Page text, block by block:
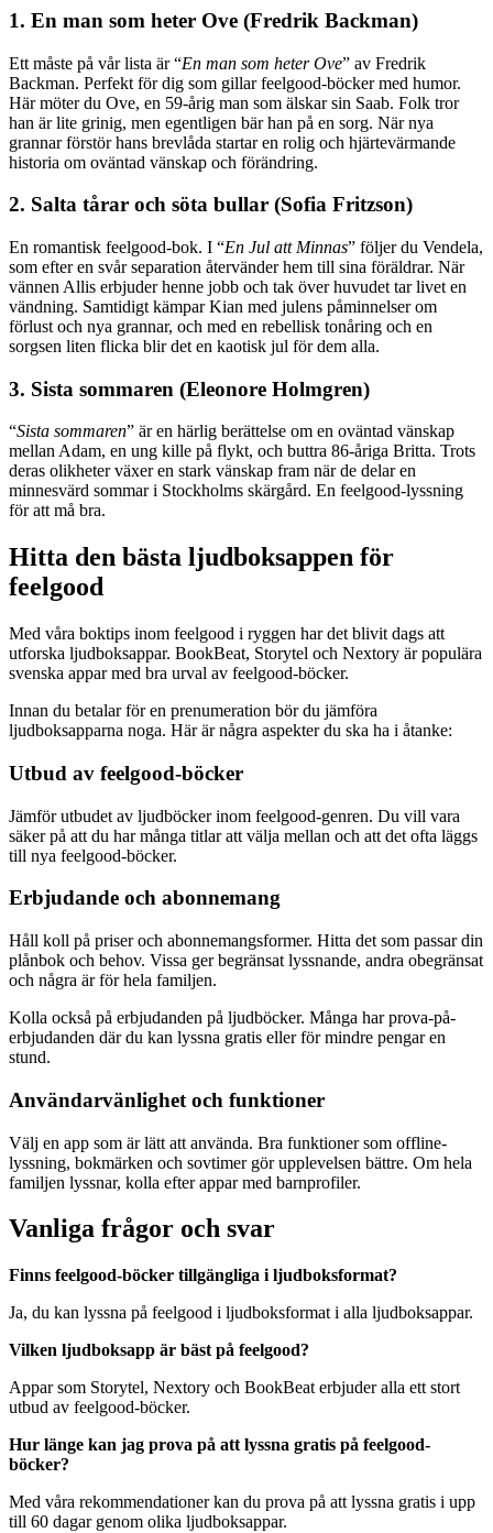
1. En man som heter Ove (Fredrik Backman)
Ett måste på vår lista är “En man som heter Ove” av Fredrik
Backman. Perfekt för dig som gillar feelgood-böcker med humor.
Här möter du Ove, en 59-årig man som älskar sin Saab. Folk tror
han är lite grinig, men egentligen bär han på en sorg. När nya
grannar förstör hans brevlåda startar en rolig och hjärtevärmande
historia om oväntad vänskap och förändring.
2. Salta tårar och söta bullar (Sofia Fritzson)
En romantisk feelgood-bok. I “En Jul att Minnas” följer du Vendela,
som efter en svår separation återvänder hem till sina föräldrar. När
vännen Allis erbjuder henne jobb och tak över huvudet tar livet en
vändning. Samtidigt kämpar Kian med julens påminnelser om
förlust och nya grannar, och med en rebellisk tonåring och en
sorgsen liten flicka blir det en kaotisk jul för dem alla.
3. Sista sommaren (Eleonore Holmgren)
“Sista sommaren” är en härlig berättelse om en oväntad vänskap
mellan Adam, en ung kille på flykt, och buttra 86-åriga Britta. Trots
deras olikheter växer en stark vänskap fram när de delar en
minnesvärd sommar i Stockholms skärgård. En feelgood-lyssning
för att må bra.
Hitta den bästa ljudboksappen för
feelgood
Med våra boktips inom feelgood i ryggen har det blivit dags att
utforska ljudboksappar. BookBeat, Storytel och Nextory är populära
svenska appar med bra urval av feelgood-böcker.
Innan du betalar för en prenumeration bör du jämföra
ljudboksapparna noga. Här är några aspekter du ska ha i åtanke:
Utbud av feelgood-böcker
Jämför utbudet av ljudböcker inom feelgood-genren. Du vill vara
säker på att du har många titlar att välja mellan och att det ofta läggs
till nya feelgood-böcker.
Erbjudande och abonnemang
Håll koll på priser och abonnemangsformer. Hitta det som passar din
plånbok och behov. Vissa ger begränsat lyssnande, andra obegränsat
och några är för hela familjen.
Kolla också på erbjudanden på ljudböcker. Många har prova-på-
erbjudanden där du kan lyssna gratis eller för mindre pengar en
stund.
Användarvänlighet och funktioner
Välj en app som är lätt att använda. Bra funktioner som offline-
lyssning, bokmärken och sovtimer gör upplevelsen bättre. Om hela
familjen lyssnar, kolla efter appar med barnprofiler.
Vanliga frågor och svar
Finns feelgood-böcker tillgängliga i ljudboksformat?
Ja, du kan lyssna på feelgood i ljudboksformat i alla ljudboksappar.
Vilken ljudboksapp är bäst på feelgood?
Appar som Storytel, Nextory och BookBeat erbjuder alla ett stort
utbud av feelgood-böcker.
Hur länge kan jag prova på att lyssna gratis på feelgood-
böcker?
Med våra rekommendationer kan du prova på att lyssna gratis i upp
till 60 dagar genom olika ljudboksappar.